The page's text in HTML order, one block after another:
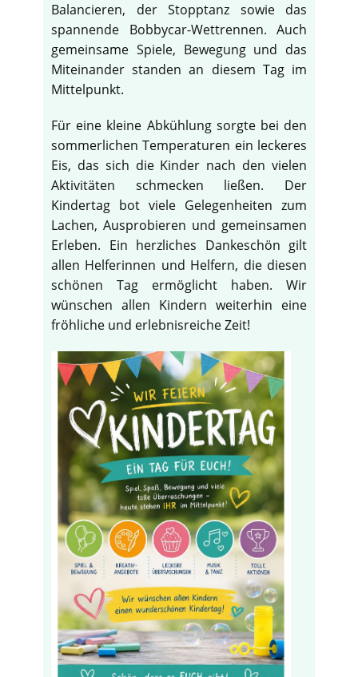
Balancieren, der Stopptanz sowie das
spannende Bobbycar-Wettrennen. Auch
gemeinsame Spiele, Bewegung und das
Miteinander standen an diesem Tag im
Mittelpunkt.
Für eine kleine Abkühlung sorgte bei den
sommerlichen Temperaturen ein leckeres
Eis, das sich die Kinder nach den vielen
Aktivitäten schmecken ließen. Der
Kindertag bot viele Gelegenheiten zum
Lachen, Ausprobieren und gemeinsamen
Erleben. Ein herzliches Dankeschön gilt
allen Helferinnen und Helfern, die diesen
schönen Tag ermöglicht haben. Wir
wünschen allen Kindern weiterhin eine
fröhliche und erlebnisreiche Zeit!